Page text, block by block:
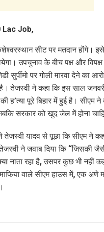
सीट पर मतदान होंगे।
उपचुनाव के बीच पक्ष और
पर गोली मारवा देने का
तेजस्वी ने कहा कि इस साल
ह’त्या पूरे बिहार में हुई है। सीएम ने
सरकार को खुद जेल में होना
तेजस्वी यादव से पूछा कि सीएम ने
ने जवाब दिया कि “जिसकी
नाता रहा है, उसपर कुछ भी नहीं
वाले सीएम हाउस में, एक अणे